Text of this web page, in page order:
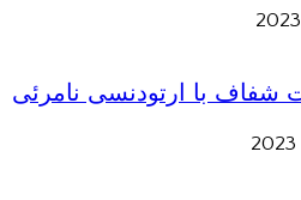
شفاف با ارتودنسی نامرئی